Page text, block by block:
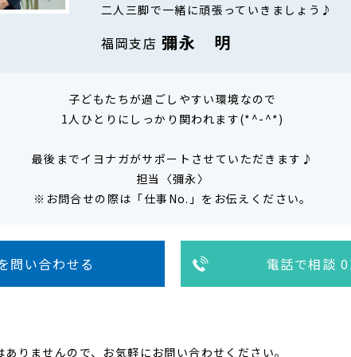
二人三脚で一緒に頑張っていきましょう♪
福岡支店 彌永 明
子どもたちが過ごしやすい環境なので
1人ひとりにしっかり関われます(*^-^*)
最後までイヨナガがサポートさせていただきます♪
担当〈彌永〉
※お問合せの際は「仕事No.」をお伝えください。
問い合わせる 電話で相談
りませんので、お気軽にお問い合わせください。